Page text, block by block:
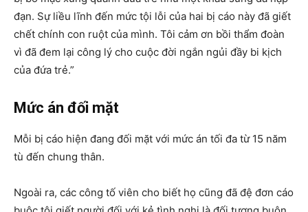
đạn. Sự liều lĩnh đến mức tội lỗi của hai bị cáo này đã giết
chết chính con ruột của mình. Tôi cảm ơn bồi thẩm đoàn
vì đã đem lại công lý cho cuộc đời ngắn ngủi đầy bi kịch
của đứa trẻ.”
Mức án đối mặt
Mỗi bị cáo hiện đang đối mặt với mức án tối đa từ 15 năm
tù đến chung thân.
Ngoài ra, các công tố viên cho biết họ cũng đã đệ đơn cáo